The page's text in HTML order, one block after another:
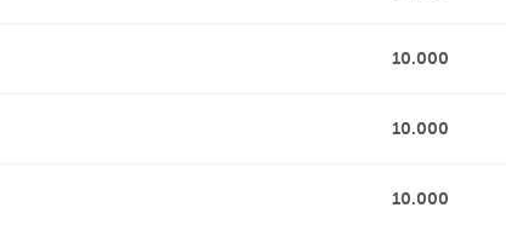
10.000
10.000
10.000